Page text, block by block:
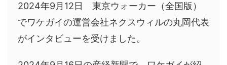
2024年9月12日 東京ウォーカー（全国版）
でワケガイの運営会社ネクスウィルの丸岡代表
がインタビューを受けました。